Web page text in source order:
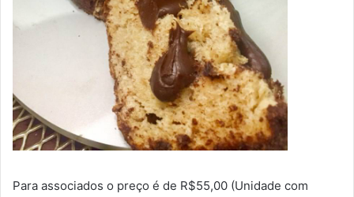
Para associados o preço é de R$55,00 (Unidade com